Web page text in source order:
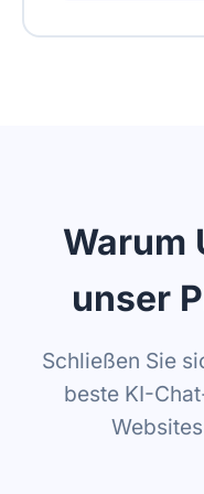
Warum
unser
Schließen Sie
beste KI-